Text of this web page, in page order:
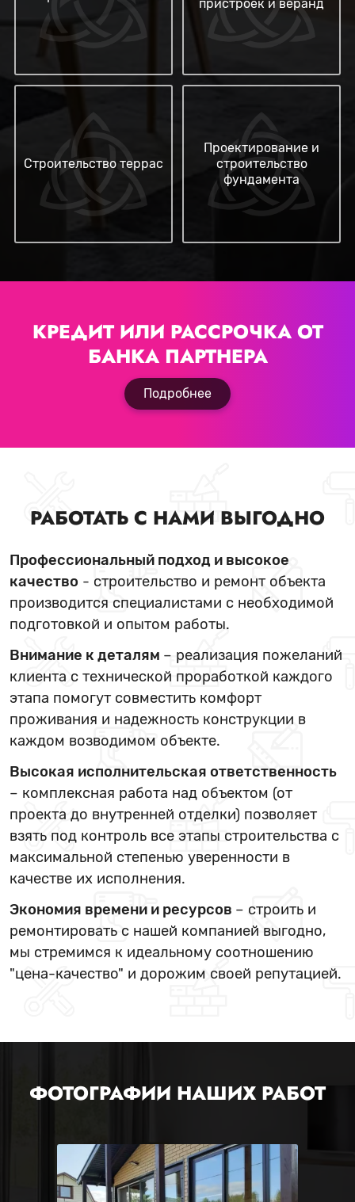
пристроек и веранд
Строительство террас
Проектирование и
строительство
фундамента
КРЕДИТ ИЛИ РАССРОЧКА ОТ
БАНКА ПАРТНЕРА
Подробнее
РАБОТАТЬ С НАМИ ВЫГОДНО
Профессиональный подход и высокое
качество - строительство и ремонт объекта
производится специалистами с необходимой
подготовкой и опытом работы.
Внимание к деталям – реализация пожеланий
клиента с технической проработкой каждого
этапа помогут совместить комфорт
проживания и надежность конструкции в
каждом возводимом объекте.
Высокая исполнительская ответственность
– комплексная работа над объектом (от
проекта до внутренней отделки) позволяет
взять под контроль все этапы строительства с
максимальной степенью уверенности в
качестве их исполнения.
Экономия времени и ресурсов – строить и
ремонтировать с нашей компанией выгодно,
мы стремимся к идеальному соотношению
"цена-качество" и дорожим своей репутацией.
ФОТОГРАФИИ НАШИХ РАБОТ